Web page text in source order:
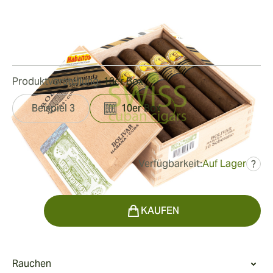
140 mm / 5.5 Zoll
2Rezensionen
289,52 € war444,75 €
Verfügbarkeit:Auf Lager ?
Produktvorstellung:10er Box
Beispiel 3 10er Box
KAUFEN
Rauchen